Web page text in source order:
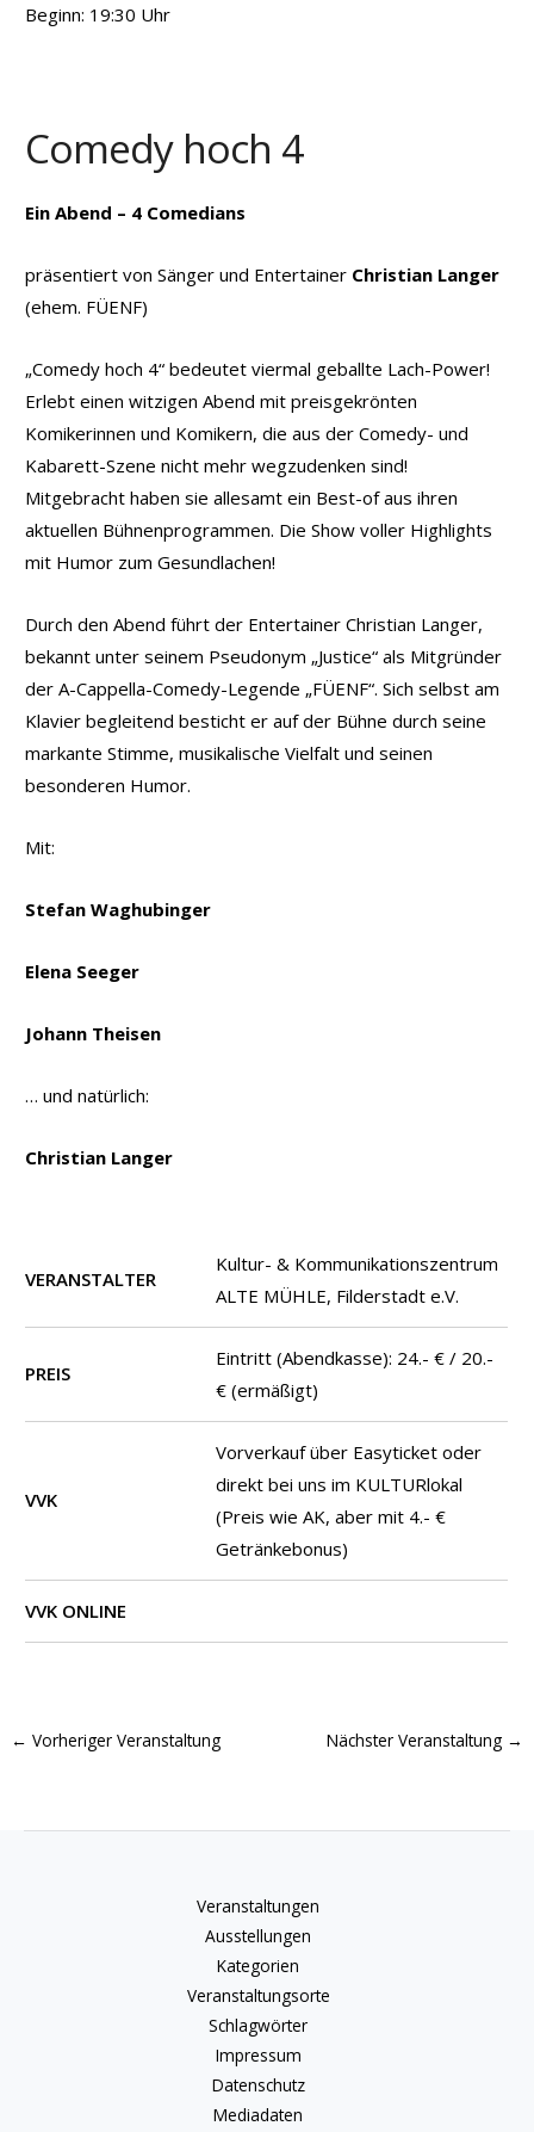
Beginn: 19:30 Uhr
Comedy hoch 4
Ein Abend – 4 Comedians
präsentiert von Sänger und Entertainer Christian Langer
(ehem. FÜENF)
„Comedy hoch 4“ bedeutet viermal geballte Lach-Power!
Erlebt einen witzigen Abend mit preisgekrönten
Komikerinnen und Komikern, die aus der Comedy- und
Kabarett-Szene nicht mehr wegzudenken sind!
Mitgebracht haben sie allesamt ein Best-of aus ihren
aktuellen Bühnenprogrammen. Die Show voller Highlights
mit Humor zum Gesundlachen!
Durch den Abend führt der Entertainer Christian Langer,
bekannt unter seinem Pseudonym „Justice“ als Mitgründer
der A-Cappella-Comedy-Legende „FÜENF“. Sich selbst am
Klavier begleitend besticht er auf der Bühne durch seine
markante Stimme, musikalische Vielfalt und seinen
besonderen Humor.
Mit:
Stefan Waghubinger
Elena Seeger
Johann Theisen
… und natürlich:
Christian Langer
VERANSTALTER
Kultur- & Kommunikationszentrum
ALTE MÜHLE, Filderstadt e.V.
PREIS
Eintritt (Abendkasse): 24.- € / 20.-
€ (ermäßigt)
VVK
Vorverkauf über Easyticket oder
direkt bei uns im KULTURlokal
(Preis wie AK, aber mit 4.- €
Getränkebonus)
VVK ONLINE
← Vorheriger Veranstaltung Nächster Veranstaltung →
Veranstaltungen
Ausstellungen
Kategorien
Veranstaltungsorte
Schlagwörter
Impressum
Datenschutz
Mediadaten